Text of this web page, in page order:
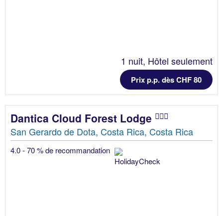
1 nuit, Hôtel seulement
Prix p.p. dès CHF 80
Dantica Cloud Forest Lodge
San Gerardo de Dota, Costa Rica, Costa Rica
4.0 - 70 % de recommandation